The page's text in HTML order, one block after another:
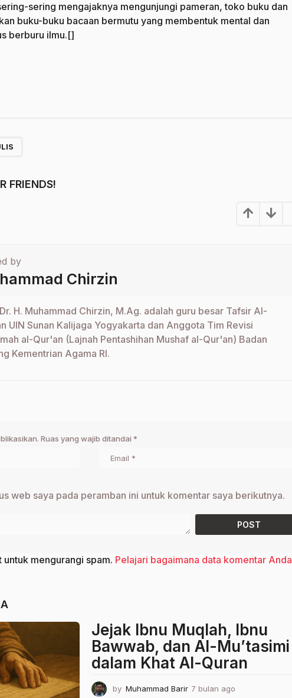
sering mengajaknya mengunjungi pameran, toko buku dan
buku-buku bacaan bermutu yang membentuk mental dan
berburu ilmu.[]
FRIENDS!
by
Chirzin
H. Muhammad Chirzin, M.Ag. adalah guru besar Tafsir Al-
UIN Sunan Kalijaga Yogyakarta dan Anggota Tim Revisi
al-Qur'an (Lajnah Pentashihan Mushaf al-Qur'an) Badan
Kementrian Agama RI.
Ruas yang wajib ditandai *
web saya pada peramban ini untuk komentar saya berikutnya.
mengurangi spam. Pelajari bagaimana data komentar Anda
Jejak Ibnu Muqlah, Ibnu
Bawwab, dan Al-Mu’tasimi
dalam Khat Al-Quran
by Muhammad Barir 7 bulan ago